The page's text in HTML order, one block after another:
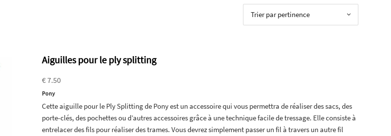
Trier par pertinence
Aiguilles pour le ply splitting
€ 7.50
Pony
Cette aiguille pour le Ply Splitting de Pony est un accessoire qui vous permettra de réaliser des sacs, des
porte-clés, des pochettes ou d’autres accessoires grâce à une technique facile de tressage. Elle consiste à
entrelacer des fils pour réaliser des trames. Vous devrez simplement passer un fil à travers un autre fil